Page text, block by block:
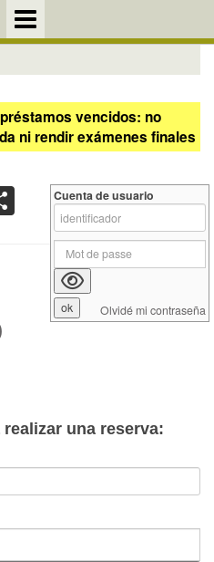
vencidos: no
ni rendir exámenes finales
una reserva:
Cuenta de usuario
Olvidé mi contraseña